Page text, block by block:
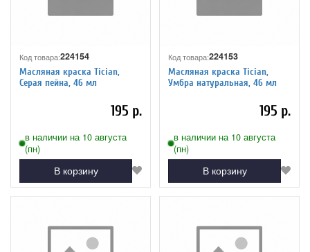
Код товара:224154
Масляная краска Tician,
Серая пейна, 46 мл
195 р.
в наличии на 10 августа
(пн)
В корзину
Код товара:224153
Масляная краска Tician,
Умбра натуральная, 46 мл
195 р.
в наличии на 10 августа
(пн)
В корзину